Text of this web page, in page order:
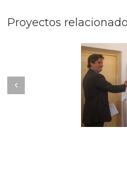
Proyectos